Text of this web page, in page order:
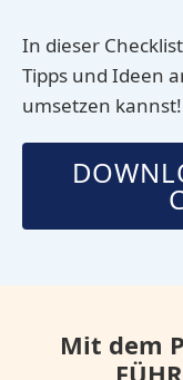
In dieser
Tipps und Ideen
umsetzen kannst!
Mit dem